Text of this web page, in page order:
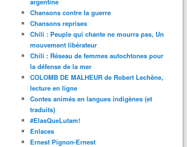
Chansons contre la guerre
Chansons reprises
Chili : Peuple qui chante ne mourra pas, Un
mouvement libérateur
Chili : Réseau de femmes autochtones pour
la défense de la mer
COLOMB DE MALHEUR de Robert Lechêne,
lecture en ligne
Contes animés en langues indigènes (et
traduits)
#ElasQueLutam!
Enlaces
Ernest Pignon-Ernest